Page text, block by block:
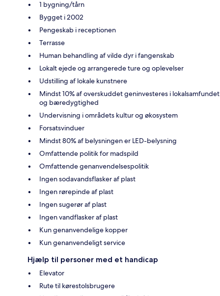
1 bygning/tårn
Bygget i 2002
Pengeskab i receptionen
Terrasse
Human behandling af vilde dyr i fangenskab
Lokalt ejede og arrangerede ture og oplevelser
Udstilling af lokale kunstnere
Mindst 10% af overskuddet geninvesteres i lokalsamfundet
og bæredygtighed
Undervisning i områdets kultur og økosystem
Forsatsvinduer
Mindst 80% af belysningen er LED-belysning
Omfattende politik for madspild
Omfattende genanvendelsespolitik
Ingen sodavandsflasker af plast
Ingen rørepinde af plast
Ingen sugerør af plast
Ingen vandflasker af plast
Kun genanvendelige kopper
Kun genanvendeligt service
Hjælp til personer med et handicap
Elevator
Rute til kørestolsbrugere